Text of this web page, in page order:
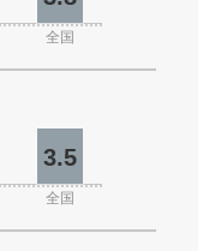
全国
3.5
全国